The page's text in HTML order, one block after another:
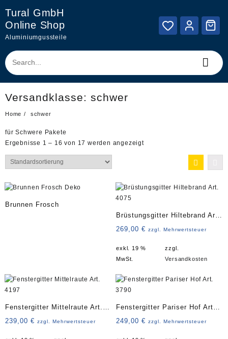
content
Tural GmbH
Online Shop
Aluminiumgussteile
Versandklasse: schwer
Home schwer
für Schwere Pakete
Ergebnisse 1 – 16 von 17 werden angezeigt
Brunnen Frosch
Brüstungsgitter Hiltebrand Art.
4075
269,00€ zzgl. Mehrwertsteuer
exkl. 19 %
MwSt.
zzgl.
Versandkosten
Fenstergitter Mittelraute Art.
4197
239,00 € zzgl. Mehrwertsteuer
Fenstergitter Pariser Hof Art.
3790
249,00€ zzgl. Mehrwertsteuer